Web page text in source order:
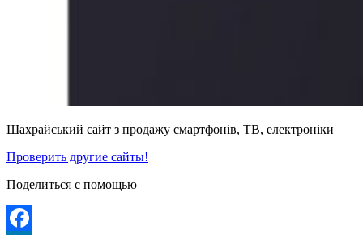
Шахрайський сайт з продажу смартфонів, ТВ, електроніки
Проверить другие сайты!
Поделиться с помощью